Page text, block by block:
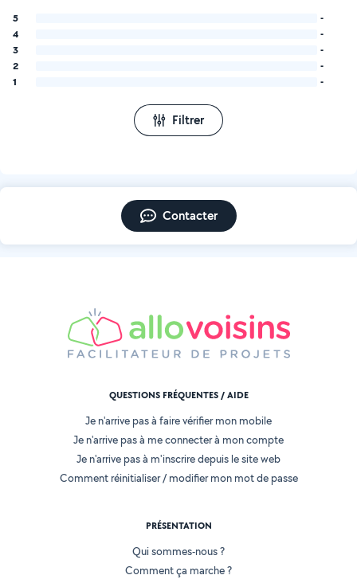
5
-
4
-
3
-
2
-
1
-
Filtrer
Contacter
QUESTIONS FRÉQUENTES / AIDE
Je n'arrive pas à faire vérifier mon mobile
Je n'arrive pas à me connecter à mon compte
Je n'arrive pas à m'inscrire depuis le site web
Comment réinitialiser / modifier mon mot de passe
PRÉSENTATION
Qui sommes-nous ?
Comment ça marche ?